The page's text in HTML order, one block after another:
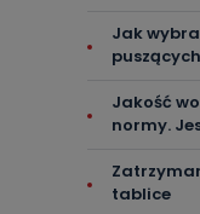
Jak
Jakość
normy.
tablice